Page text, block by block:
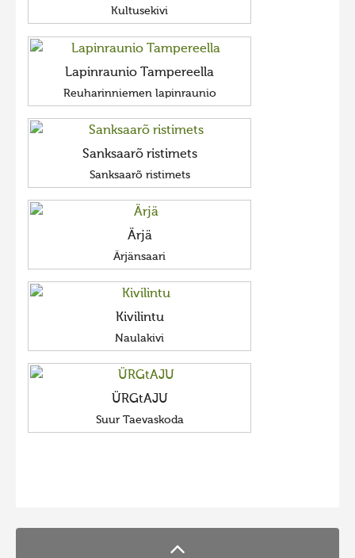
Kultusekivi
Lapinraunio Tampereella
Reuharinniemen lapinraunio
Sanksaarõ ristimets
Sanksaarõ ristimets
Ärjä
Ärjänsaari
Kivilintu
Naulakivi
ÜRGtAJU
Suur Taevaskoda